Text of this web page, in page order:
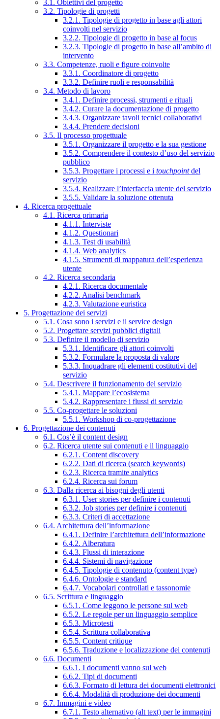
3.1. Obiettivi del progetto
3.2. Tipologie di progetti
3.2.1. Tipologie di progetto in base agli attori
coinvolti nel servizio
3.2.2. Tipologie di progetto in base al focus
3.2.3. Tipologie di progetto in base all’ambito di
intervento
3.3. Competenze, ruoli e figure coinvolte
3.3.1. Coordinatore di progetto
3.3.2. Definire ruoli e responsabilità
3.4. Metodo di lavoro
3.4.1. Definire processi, strumenti e rituali
3.4.2. Curare la documentazione di progetto
3.4.3. Organizzare tavoli tecnici collaborativi
3.4.4. Prendere decisioni
3.5. Il processo progettuale
3.5.1. Organizzare il progetto e la sua gestione
3.5.2. Comprendere il contesto d’uso del servizio
pubblico
3.5.3. Progettare i processi e i touchpointdel
servizio
3.5.4. Realizzare l’interfaccia utente del servizio
3.5.5. Validare la soluzione ottenuta
4. Ricerca progettuale
4.1. Ricerca primaria
4.1.1. Interviste
4.1.2. Questionari
4.1.3. Test di usabilità
4.1.4. Web analytics
4.1.5. Strumenti di mappatura dell’esperienza
utente
4.2. Ricerca secondaria
4.2.1. Ricerca documentale
4.2.2. Analisi benchmark
4.2.3. Valutazione euristica
5. Progettazione dei servizi
5.1. Cosa sono i servizi e il service design
5.2. Progettare servizi pubblici digitali
5.3. Definire il modello di servizio
5.3.1. Identificare gli attori coinvolti
5.3.2. Formulare la proposta di valore
5.3.3. Inquadrare gli elementi costitutivi del
servizio
5.4. Descrivere il funzionamento del servizio
5.4.1. Mappare l’ecosistema
5.4.2. Rappresentare i flussi di servizio
5.5. Co-progettare le soluzioni
5.5.1. Workshop di co-progettazione
6. Progettazione dei contenuti
6.1. Cos’è il content design
6.2. Ricerca utente sui contenuti e il linguaggio
6.2.1. Content discovery
6.2.2. Dati di ricerca (search keywords)
6.2.3. Ricerca tramite analytics
6.2.4. Ricerca sui forum
6.3. Dalla ricerca ai bisogni degli utenti
6.3.1. User stories per definire i contenuti
6.3.2. Job stories per definire i contenuti
6.3.3. Criteri di accettazione
6.4. Architettura dell’informazione
6.4.1. Definire l’architettura dell’informazione
6.4.2. Alberatura
6.4.3. Flussi di interazione
6.4.4. Sistemi di navigazione
6.4.5. Tipologie di contenuto (content type)
6.4.6. Ontologie e standard
6.4.7. Vocabolari controllati e tassonomie
6.5. Scrittura e linguaggio
6.5.1. Come leggono le persone sul web
6.5.2. Le regole per un linguaggio semplice
6.5.3. Microtesti
6.5.4. Scrittura collaborativa
6.5.5. Content critique
6.5.6. Traduzione e localizzazione dei contenuti
6.6. Documenti
6.6.1. I documenti vanno sul web
6.6.2. Tipi di documenti
6.6.3. Formato di lettura dei documenti elettronici
6.6.4. Modalità di produzione dei documenti
6.7. Immagini e video
6.7.1. Testo alternativo (alt text) per le immagini